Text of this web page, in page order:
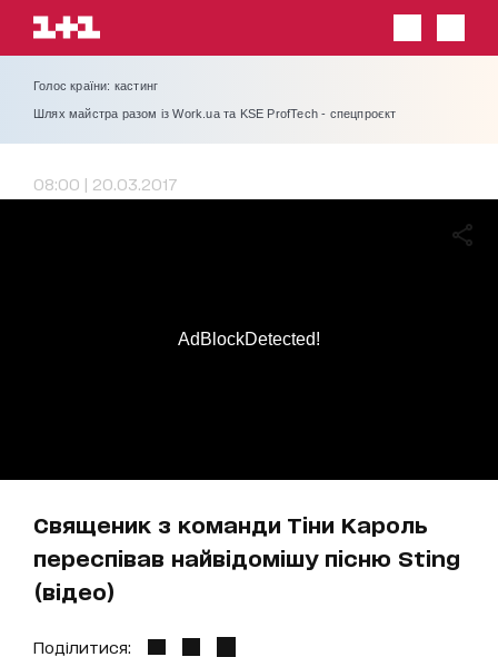
Голос країни: кастинг
Шлях майстра разом із Work.ua та KSE ProfTech - спецпроєкт
08:00 | 20.03.2017
Священик з команди Тіни Кароль
переспівав найвідомішу пісню Sting
(відео)
AdBlockDetected!
Поділитися: